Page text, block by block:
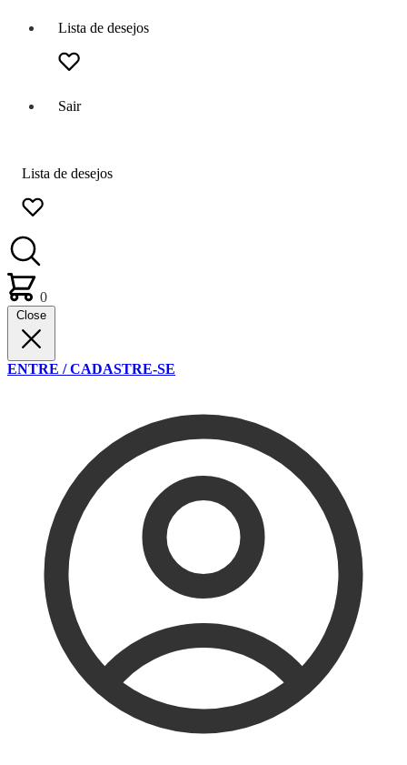
Lista de desejos
Sair
Lista de desejos
0
Close
ENTRE / CADASTRE-SE